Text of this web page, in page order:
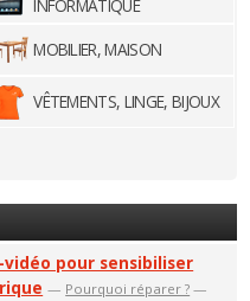
INFORMATIQUE
MOBILIER, MAISON
VÊTEMENTS, LINGE, BIJOUX
pour sensibiliser
— Pourquoi réparer ? —